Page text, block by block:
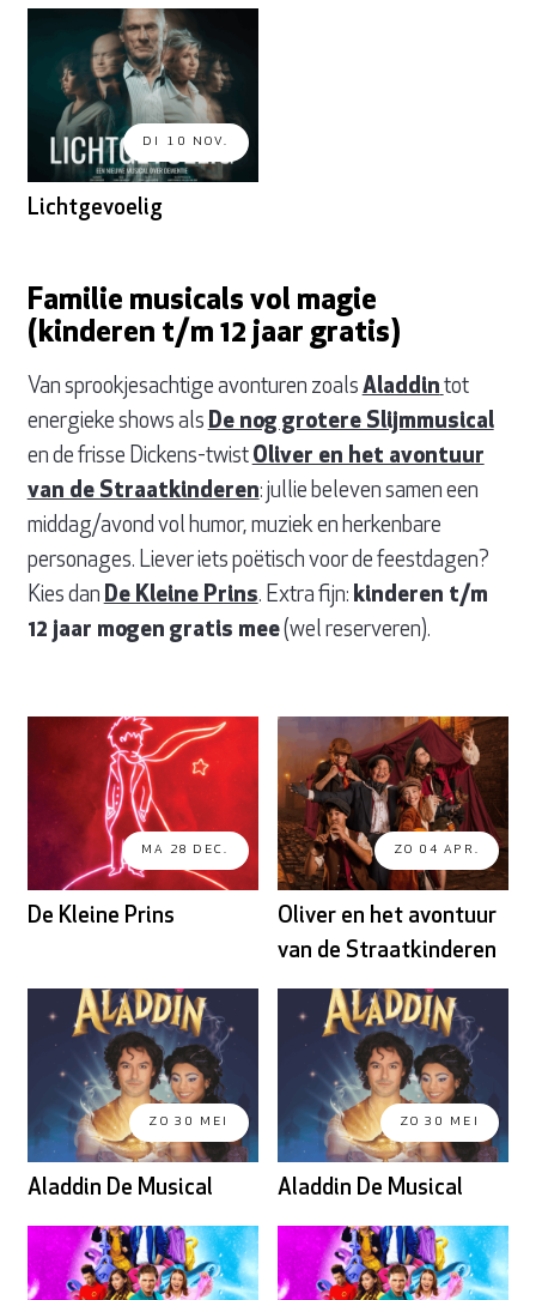
DI 10 NOV.
Lichtgevoelig
Familie musicals vol magie
(kinderen t/m 12 jaar gratis)
Van sprookjesachtige avonturen zoals Aladdin tot
energieke shows als De nog grotere Slijmmusical
en de frisse Dickens-twist Oliver en het avontuur
van de Straatkinderen: jullie beleven samen een
middag/avond vol humor, muziek en herkenbare
personages. Liever iets poëtisch voor de feestdagen?
Kies dan De Kleine Prins. Extra fijn: kinderen t/m
12 jaar mogen gratis mee(wel reserveren).
MA 28 DEC.
De Kleine Prins
ZO 04 APR.
Oliver en het avontuur
van de Straatkinderen
ZO 30 MEI
Aladdin De Musical
ZO 30 MEI
Aladdin De Musical